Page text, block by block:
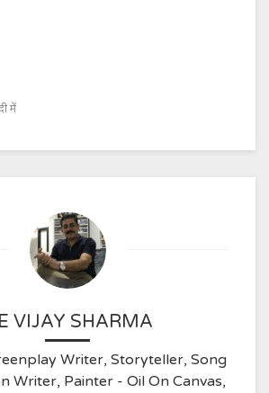
में
VIJAY SHARMA
Writer, Storyteller, Song
Writer, Painter - Oil On Canvas,